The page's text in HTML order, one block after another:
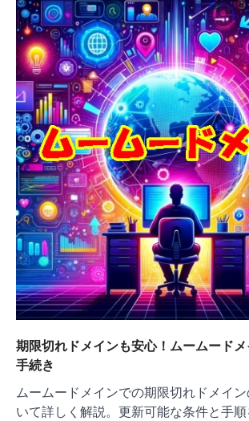
シ
ョ
ン
期限切れドメインも安心！ムームード
手続き
ムームードメインでの期限切れドメイ
いて詳しく解説。更新可能な条件と手